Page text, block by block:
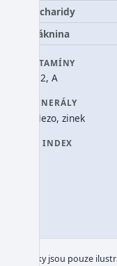
Sacharidy
Vláknina
VITAMÍNY
B12, A
MINERÁLY
železo, zinek
GI INDEX
Obrázky jsou pouze